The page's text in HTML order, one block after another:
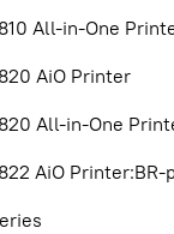
All-in-One
AiO Printer
All-in-One
AiO Printer:BR-